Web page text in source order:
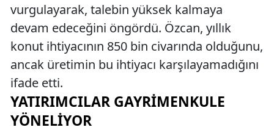
vurgulayarak, talebin yüksek kalmaya
devam edeceğini öngördü. Özcan, yıllık
konut ihtiyacının 850 bin civarında olduğunu,
ancak üretimin bu ihtiyacı karşılayamadığını
ifade etti.
YATIRIMCILAR GAYRIMENKULE
YÖNELIYOR